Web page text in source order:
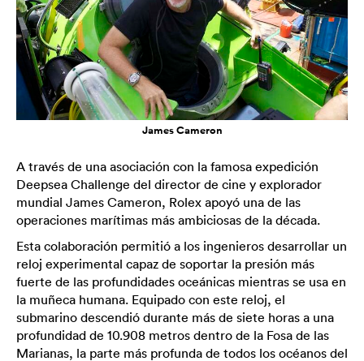
James Cameron
A través de una asociación con la famosa expedición
Deepsea Challenge del director de cine y explorador
mundial James Cameron, Rolex apoyó una de las
operaciones marítimas más ambiciosas de la década.
Esta colaboración permitió a los ingenieros desarrollar un
reloj experimental capaz de soportar la presión más
fuerte de las profundidades oceánicas mientras se usa en
la muñeca humana. Equipado con este reloj, el
submarino descendió durante más de siete horas a una
profundidad de 10.908 metros dentro de la Fosa de las
Marianas, la parte más profunda de todos los océanos del